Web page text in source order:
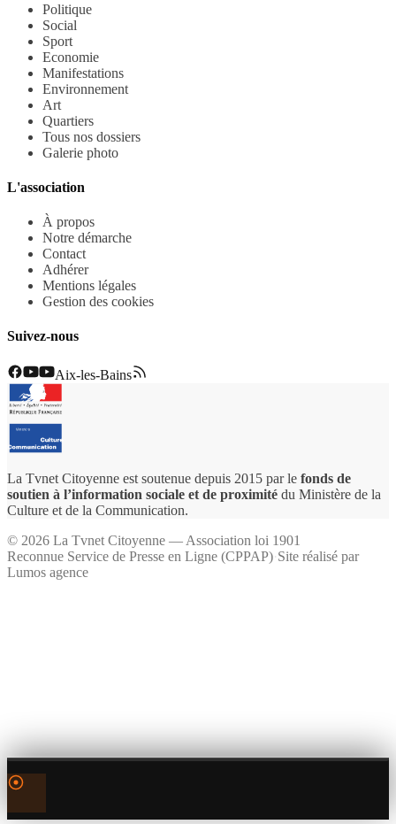
Politique
Social
Sport
Economie
Manifestations
Environnement
Art
Quartiers
Tous nos dossiers
Galerie photo
L'association
À propos
Notre démarche
Contact
Adhérer
Mentions légales
Gestion des cookies
Suivez-nous
Aix-les-Bains
La Tvnet Citoyenne est soutenue depuis 2015 par le fonds de
soutien à l’information sociale et de proximité du Ministère de la
Culture et de la Communication.
© 2026 La Tvnet Citoyenne — Association loi 1901
Reconnue Service de Presse en Ligne (CPPAP)·Site réalisé par
Lumos agence